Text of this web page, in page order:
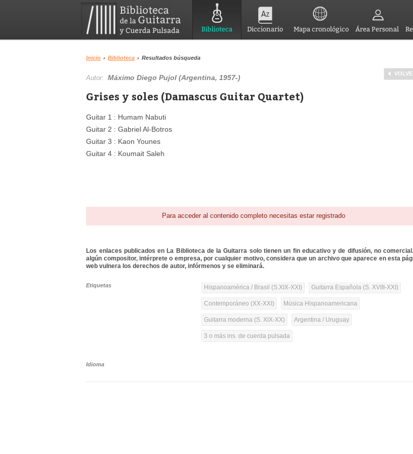
Biblioteca Diccionario Mapa cronológico Área Personal
Inicio › Biblioteca › Resultados búsqueda
Autor:Máximo Diego Pujol (Argentina, 1957-)
Grises y soles (Damascus Guitar Quartet)
Guitar 1 : Humam Nabuti
Guitar 2 : Gabriel Al-Botros
Guitar 3 : Kaon Younes
Guitar 4 : Koumait Saleh
Para acceder al contenido completo necesitas estar registrado
Los enlaces publicados en La Biblioteca de la Guitarra solo tienen un fin educativo y de difusión, no
algún compositor, intérprete o empresa, por cualquier motivo, considera que un archivo que aparece en esta
web vulnera los derechos de autor, infórmenos y se eliminará.
Etiquetas Hispanoamérica / Brasil (S.XIX-XXI) Guitarra Española (S. XVIII-XXI)
Contemporáneo (XX-XXI) Música Hispanoamericana
Guitarra moderna (S. XIX-XX) Argentina / Uruguay
3 o más ins. de cuerda pulsada
Idioma